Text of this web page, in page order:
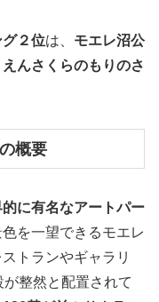
２位は、 モエレ沼公
んさくらのもりのさ
概要
に有名なアートパー
を一望できるモエレ
トランやギャラリ
整然と配置されて